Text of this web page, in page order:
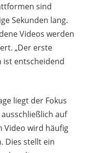
sind
Sekunden lang.
Videos werden
„Der erste
ist entscheidend
liegt der Fokus
auf
Video wird häufig
Dies stellt ein